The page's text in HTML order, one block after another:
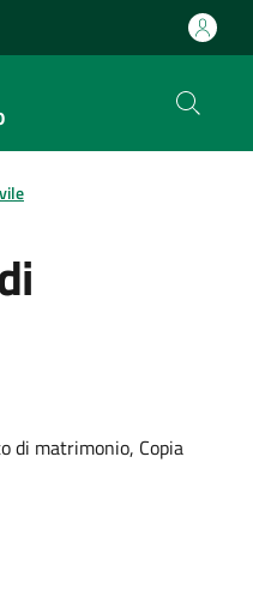
di matrimonio, Copia